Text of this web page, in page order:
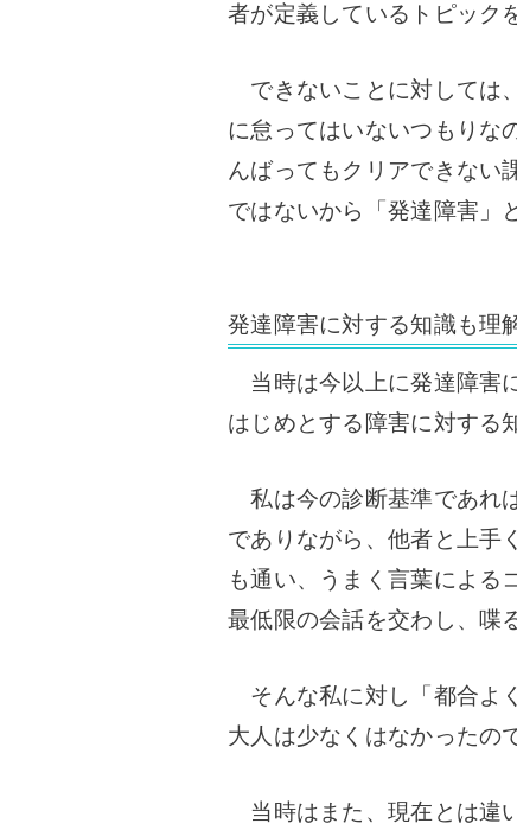
者が定義しているトピック
できないことに対しては
に怠ってはいないつもりな
んばってもクリアできない
ではないから「発達障害」
発達障害に対する知識も理
当時は今以上に発達障害
はじめとする障害に対する
私は今の診断基準であれ
でありながら、他者と上手
も通い、うまく言葉による
最低限の会話を交わし、喋
そんな私に対し「都合よ
大人は少なくはなかったの
当時はまた、現在とは違